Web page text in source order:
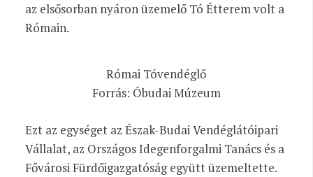
az elsősorban nyáron üzemelő Tó Étterem volt a
Rómain.
Római Tóvendéglő
Forrás: Óbudai Múzeum
Ezt az egységet az Észak-Budai Vendéglátóipari
Vállalat, az Országos Idegenforgalmi Tanács és a
Fővárosi Fürdőigazgatóság együtt üzemeltette.